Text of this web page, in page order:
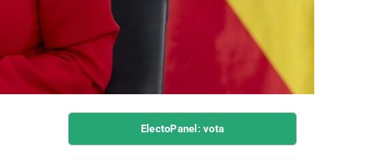
ElectoPanel: vota